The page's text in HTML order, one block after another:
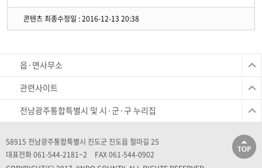
콘텐츠 최종수정일 : 2016-12-13 20:38
읍·면사무소
관련사이트
전남광주통합특별시 및 시·군·구 누리집
58915 전남광주통합특별시 진도군 진도읍 철마길 25
대표전화 061-544-2181~2
FAX 061-544-0902